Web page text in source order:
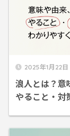
2025年1月22日
浪人とは？意
やること・対